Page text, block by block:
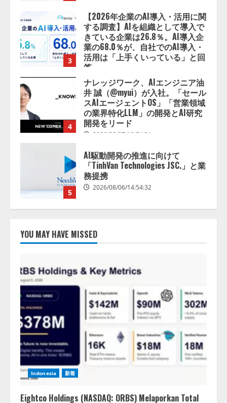
2026/08/07/13:53:50
4
ナレッジワーク、AIエンジニア油
井 誠（@myui）が入社。「セール
スAIエージェントOS」「営業領域
の業界特化LLM」の開発とAI研究
開発をリード
5
AI駆動開発の推進に向けて
「TinhVan Technologies JSC.」と業
務提携
2026/08/06/14:54:32
1
【開催報告】次世代AIプラットフ
ォーム「TAIZA」および新サービ
スに関する記者発表会を開催
2026/08/07/17:53:45
し、AIから設定操作できる機能を
拡充
【2026年企業のAI導入・活用に関
する調査】AIを組織として導入で
きている企業は26.8％。AI導入企
業の68.0％が、自社でのAI導入・
活用は「上手くいっている」と回
答
2026/08/07/13:53:50
ナレッジワーク、AIエンジニア油
井 誠（@myui）が入社。「セール
スAIエージェントOS」「営業領域
2026/08/07/10:54:31
YOU MAY HAVE MISSED
Indonesia 新着
Eightco Holdings (NASDAQ: ORBS) Melaporkan Total